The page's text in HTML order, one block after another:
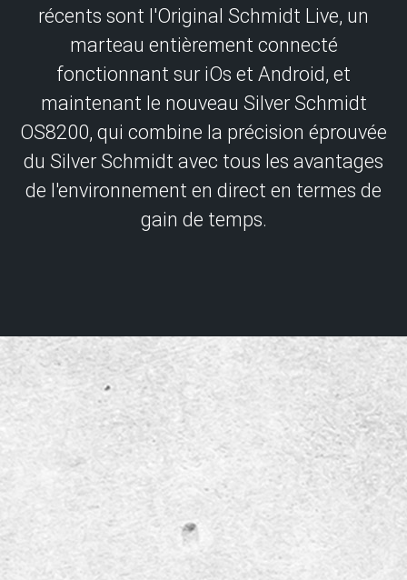
récents sont l'Original Schmidt Live, un
marteau entièrement connecté
fonctionnant sur iOs et Android, et
maintenant le nouveau Silver Schmidt
OS8200, qui combine la précision éprouvée
du Silver Schmidt avec tous les avantages
de l'environnement en direct en termes de
gain de temps.